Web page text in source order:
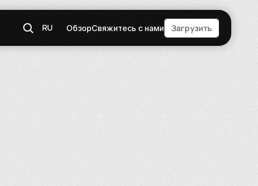
RU ОбзорСвяжитесь с нами Загрузить